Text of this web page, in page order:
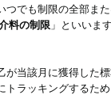
つでも制限の全部
料の制限 」といいま
当該月に獲得した
ラッキングするた